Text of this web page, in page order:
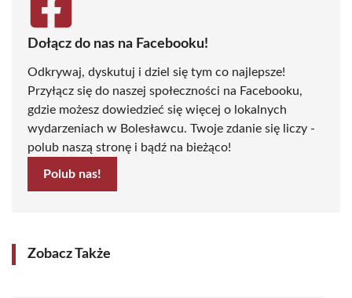
Dołącz do nas na Facebooku!
Odkrywaj, dyskutuj i dziel się tym co najlepsze!
Przyłącz się do naszej społeczności na Facebooku,
gdzie możesz dowiedzieć się więcej o lokalnych
wydarzeniach w Bolesławcu. Twoje zdanie się liczy -
polub naszą stronę i bądź na bieżąco!
Polub nas!
Zobacz Także